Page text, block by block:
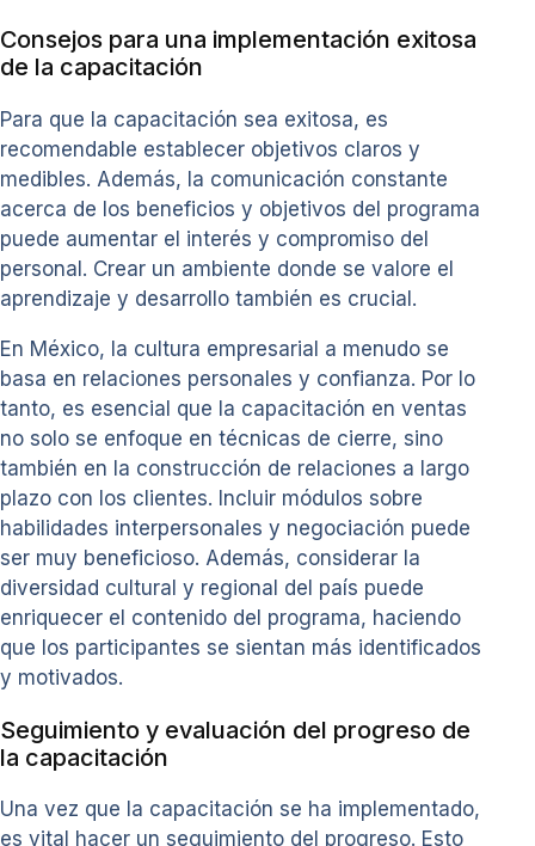
Consejos para una implementación exitosa
de la capacitación
Para que la capacitación sea exitosa, es
recomendable establecer objetivos claros y
medibles. Además, la comunicación constante
acerca de los beneficios y objetivos del programa
puede aumentar el interés y compromiso del
personal. Crear un ambiente donde se valore el
aprendizaje y desarrollo también es crucial.
En México, la cultura empresarial a menudo se
basa en relaciones personales y confianza. Por lo
tanto, es esencial que la capacitación en ventas
no solo se enfoque en técnicas de cierre, sino
también en la construcción de relaciones a largo
plazo con los clientes. Incluir módulos sobre
habilidades interpersonales y negociación puede
ser muy beneficioso. Además, considerar la
diversidad cultural y regional del país puede
enriquecer el contenido del programa, haciendo
que los participantes se sientan más identificados
y motivados.
Seguimiento y evaluación del progreso de
la capacitación
Una vez que la capacitación se ha implementado,
es vital hacer un seguimiento del progreso. Esto